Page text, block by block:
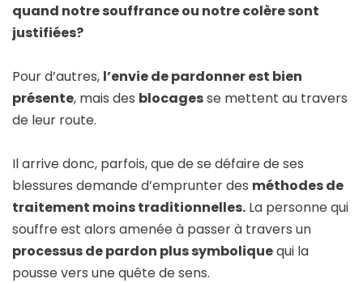
quand notre souffrance ou notre colère sont
justifiées?
Pour d’autres, l’envie de pardonner est bien
présente, mais des blocagesse mettent au travers
de leur route.
Il arrive donc, parfois, que de se défaire de ses
blessures demande d’emprunter des méthodes de
traitement moins traditionnelles. La personne qui
souffre est alors amenée à passer à travers un
processus de pardon plus symboliquequi la
pousse vers une quête de sens.